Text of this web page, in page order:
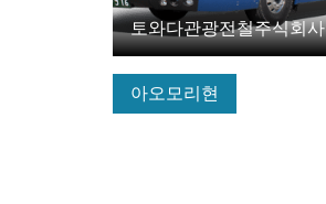
아오모리현
토와다관광전철주식회사